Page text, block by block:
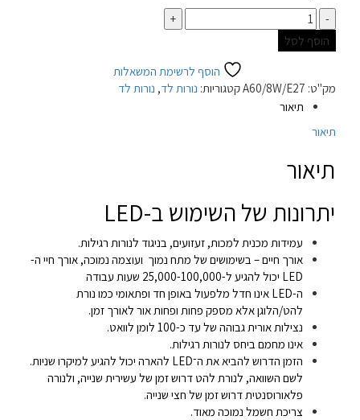
כמות
הוסף לסל
הוסף לרשימת המשאלות
מק"ט: A60/8W/E27קטגוריות: נורות לד, נורות לד
תיאור
תיאור
תיאור
יתרונות של השימוש ב-LED
עמידות מכנית למכות, זעזועים, בניגוד לנורות רגילות.
אורך חיים – בשימושים של מתח נמוך ועוצמה נמוכה, אורך חיי ה-
LED יכול להגיע ל-25,000-100,000 שעות עבודה
ה-LED אינו חדל מלפעול באופן חד ופתאומי כמו נורת
להט/הלוגן אלא מספק פחות ופחות אור לאורך זמן.
נצילות אורית גבוהה של עד כ-100 לומן לוואט.
אינו מחמם ביחס לנורות רגילות.
הזמן הדרוש להביא את ה־LED להארה יכול להגיע למיקרו שניות.
לשם השוואה, לנורת להט דרוש זמן של עשירית שנייה, ולנורה
פלאורוסנטית דרוש זמן של חצי שנייה.
צריכת חשמל נמוכה מאוד.